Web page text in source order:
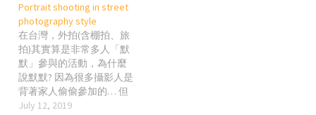
他的一些特別之處： 1. 獨
特的街頭攝影風格 捕捉日
常生活中的瞬間：Charlie
Yang以其對台灣街頭生活
的敏銳觀察而聞名。他擅
長在日常的街道場景中捕
捉充滿情感、張力和故事
性的瞬間，這些照片常常
Portrait shooting in street
photography style
在台灣，外拍(含棚拍、旅
拍)其實算是非常多人「默
默」參與的活動，為什麼
說默默? 因為很多攝影人是
背著家人偷偷參加的… 但
這不是我今天想要跟大家
July 12, 2019